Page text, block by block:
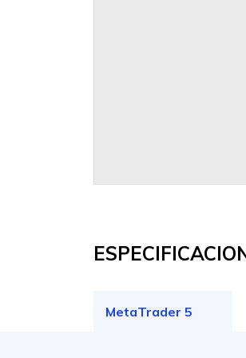
MetaTrader 5